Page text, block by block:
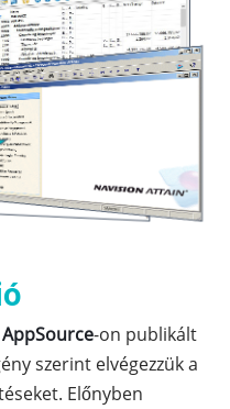
-on publikált
szerint elvégezzük a
Előnyben